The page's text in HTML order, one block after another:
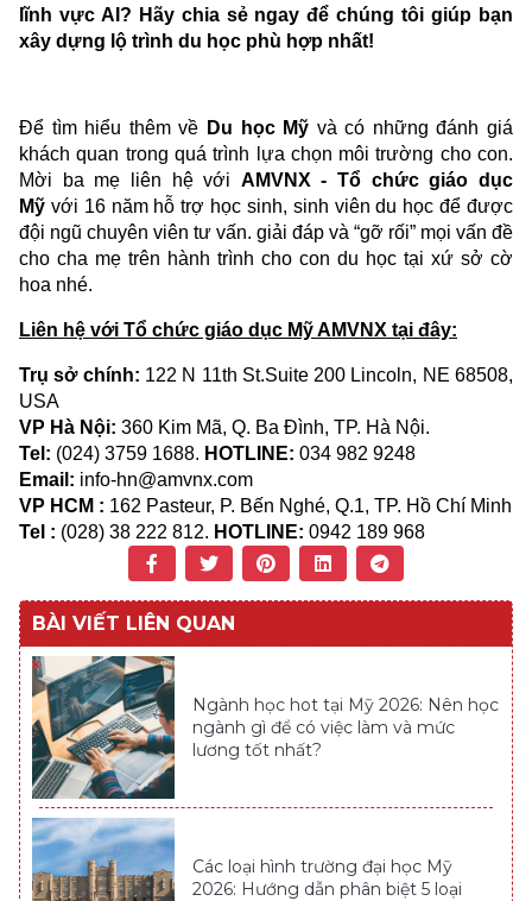
lĩnh vực AI? Hãy chia sẻ ngay để chúng tôi giúp bạn
xây dựng lộ trình du học phù hợp nhất!
Để tìm hiểu thêm về Du học Mỹ và có những đánh giá
khách quan trong quá trình lựa chọn môi trường cho con.
Mời ba mẹ liên hệ với AMVNX - Tổ chức giáo dục
Mỹ với 16 năm hỗ trợ học sinh, sinh viên du học để được
đội ngũ chuyên viên tư vấn. giải đáp và “gỡ rối” mọi vấn đề
cho cha mẹ trên hành trình cho con du học tại xứ sở cờ
hoa nhé.
Liên hệ với Tổ chức giáo dục Mỹ AMVNX tại đây:
Trụ sở chính: 122 N 11th St.Suite 200 Lincoln, NE 68508,
USA
VP Hà Nội: 360 Kim Mã, Q. Ba Đình, TP. Hà Nội.
Tel: (024) 3759 1688. HOTLINE: 034 982 9248
Email: info-hn@amvnx.com
VP HCM : 162 Pasteur, P. Bến Nghé, Q.1, TP. Hồ Chí Minh
Tel : (028) 38 222 812. HOTLINE: 0942 189 968
BÀI VIẾT LIÊN QUAN
Ngành học hot tại Mỹ 2026: Nên học
ngành gì để có việc làm và mức
lương tốt nhất?
Các loại hình trường đại học Mỹ
2026: Hướng dẫn phân biệt 5 loại